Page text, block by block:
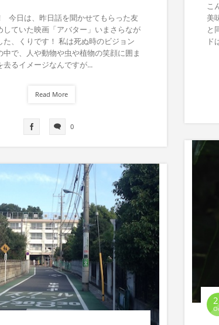
こ
美
と
ド
今日は、昨日話を聞かせてもらった友
していた映画「アバター」いまさらなが
た、くりです！ 私は死ぬ時のビジョン
中で、人や動物や虫や植物の笑顔に囲ま
去るイメージなんですが...
Read More
0